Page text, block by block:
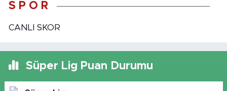
S P O R
CANLI SKOR
Süper Lig Puan Durumu